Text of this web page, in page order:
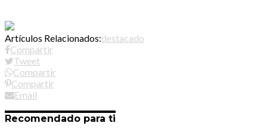
Artículos Relacionados:destacado
Compartir
Tweet
Compartir
Compartir
Email
Recomendado para ti